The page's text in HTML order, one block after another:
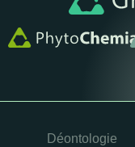
Déontologie